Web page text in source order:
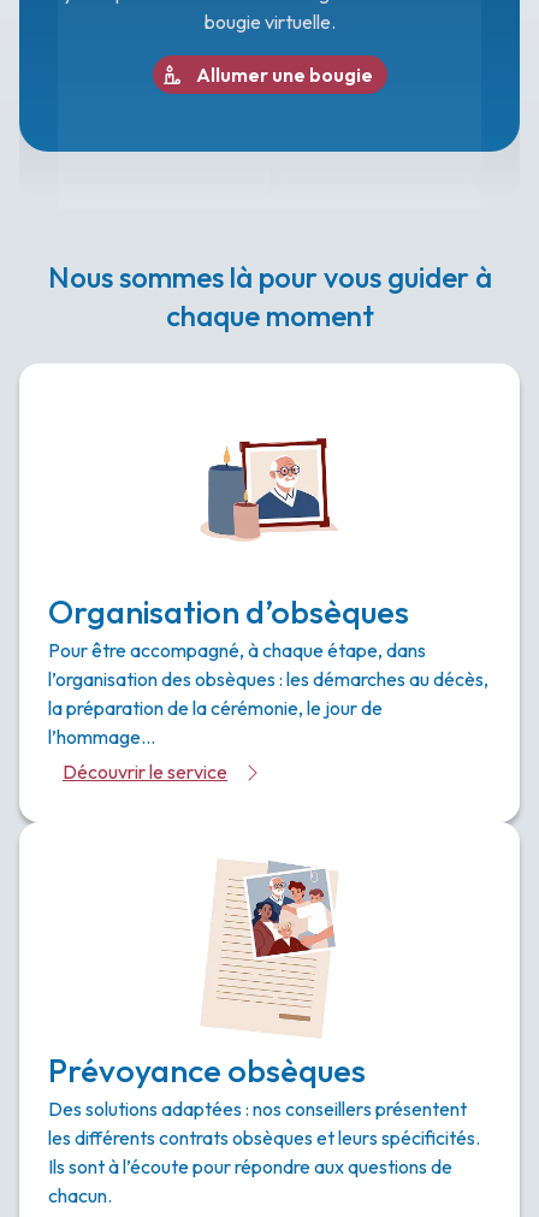
bougie virtuelle.
Allumer une bougie
Nous sommes là pour vous guider à
chaque moment
Organisation d’obsèques
Pour être accompagné, à chaque étape, dans
l’organisation des obsèques : les démarches au décès,
la préparation de la cérémonie, le jour de
l’hommage…
Découvrir le service
Prévoyance obsèques
Des solutions adaptées : nos conseillers présentent
les différents contrats obsèques et leurs spécificités.
Ils sont à l’écoute pour répondre aux questions de
chacun.